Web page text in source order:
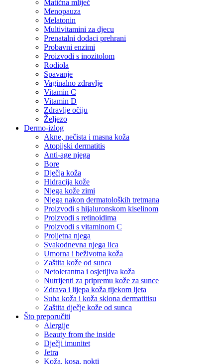
Matična mliječ
Menopauza
Melatonin
Multivitamini za djecu
Prenatalni dodaci prehrani
Probavni enzimi
Proizvodi s inozitolom
Rodiola
Spavanje
Vaginalno zdravlje
Vitamin C
Vitamin D
Zdravlje očiju
Željezo
Dermo-izlog
Akne, nečista i masna koža
Atopijski dermatitis
Anti-age njega
Bore
Dječja koža
Hidracija kože
Njega kože zimi
Njega nakon dermatoloških tretmana
Proizvodi s hijaluronskom kiselinom
Proizvodi s retinoidima
Proizvodi s vitaminom C
Proljetna njega
Svakodnevna njega lica
Umorna i beživotna koža
Zaštita kože od sunca
Netolerantna i osjetljiva koža
Nutrijenti za pripremu kože za sunce
Zdrava i lijepa koža tijekom ljeta
Suha koža i koža sklona dermatitisu
Zaštita dječje kože od sunca
Što preporučiti
Alergije
Beauty from the inside
Dječji imunitet
Jetra
Koža, kosa, nokti